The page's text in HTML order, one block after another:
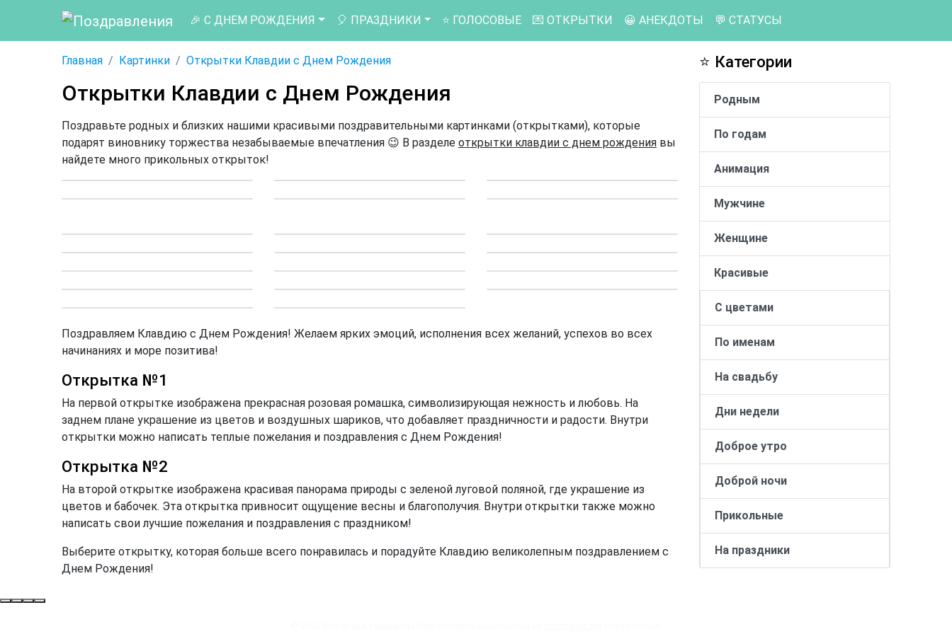
🎉 С ДНЕМ РОЖДЕНИЯ 🎈 ПРАЗДНИКИ ⭐ ГОЛОСОВЫЕ 💌 ОТКРЫТКИ 😀 АНЕКДОТЫ 💬 СТАТУСЫ
Главная Картинки Открытки Клавдии с Днем Рождения
Открытки Клавдии с Днем Рождения
Поздравьте родных и близких нашими красивыми поздравительными картинками (открытками), которые
подарят виновнику торжества незабываемые впечатления 😉 В разделе открытки клавдии с днем рождения вы
найдете много прикольных открыток!
Поздравляем Клавдию с Днем Рождения! Желаем ярких эмоций, исполнения всех желаний, успехов во всех
начинаниях и море позитива!
Открытка №1
На первой открытке изображена прекрасная розовая ромашка, символизирующая нежность и любовь. На
заднем плане украшение из цветов и воздушных шариков, что добавляет праздничности и радости. Внутри
открытки можно написать теплые пожелания и поздравления с Днем Рождения!
Открытка №2
На второй открытке изображена красивая панорама природы с зеленой луговой поляной, где украшение из
цветов и бабочек. Эта открытка привносит ощущение весны и благополучия. Внутри открытки также можно
написать свои лучшие пожелания и поздравления с праздником!
Выберите открытку, которая больше всего понравилась и порадуйте Клавдию великолепным поздравлением с
Днем Рождения!
⭐ Категории
Родным
По годам
Анимация
Мужчине
Женщине
Красивые
С цветами
По именам
На свадьбу
Дни недели
Доброе утро
Доброй ночи
Прикольные
На праздники